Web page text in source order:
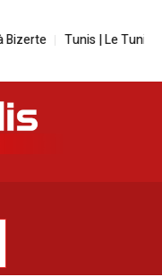
Tunis | Le Tunisian